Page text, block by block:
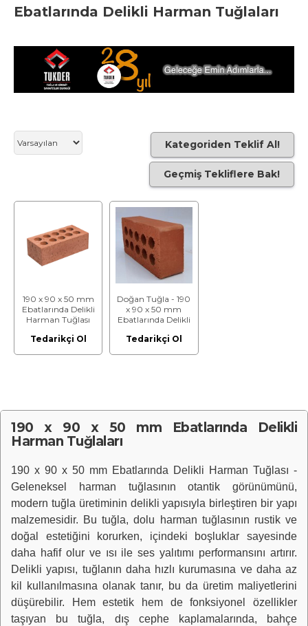
Ebatlarında Delikli Harman Tuğlaları
Kategoriden Teklif Al!
Geçmiş Tekliflere Bak!
190 x 90 x 50 mm
Ebatlarında Delikli
Harman Tuğlası
Tedarikçi Ol
Doğan Tuğla - 190
x 90 x 50 mm
Ebatlarında Delikli
5'lik Delikli Pres
Tedarikçi Ol
190 x 90 x 50 mm Ebatlarında Delikli
Harman Tuğlaları
190 x 90 x 50 mm Ebatlarında Delikli Harman Tuğlası -
Geleneksel harman tuğlasının otantik görünümünü,
modern tuğla üretiminin delikli yapısıyla birleştiren bir yapı
malzemesidir. Bu tuğla, dolu harman tuğlasının rustik ve
doğal estetiğini korurken, içindeki boşluklar sayesinde
daha hafif olur ve ısı ile ses yalıtımı performansını artırır.
Delikli yapısı, tuğlanın daha hızlı kurumasına ve daha az
kil kullanılmasına olanak tanır, bu da üretim maliyetlerini
düşürebilir. Hem estetik hem de fonksiyonel özellikler
taşıyan bu tuğla, dış cephe kaplamalarında, bahçe